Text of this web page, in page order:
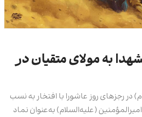
به مولای متقیان در
در رجزهای روز عاشورا با افتخار به نسب
(علیه‌السلام) به‌عنوان نماد